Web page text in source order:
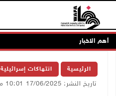
أهم الاخبار
الرئيسية انتهاكات إسرائيلية
تاريخ النشر: 17/06/2025 10:01 م